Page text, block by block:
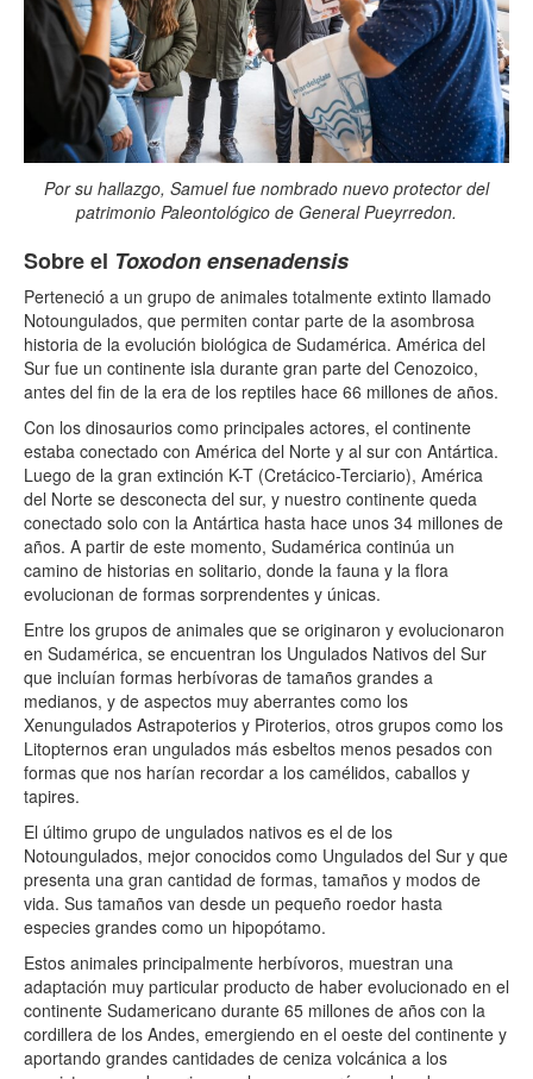
Por su hallazgo, Samuel fue nombrado nuevo protector del
patrimonio Paleontológico de General Pueyrredon.
Sobre el Toxodon ensenadensis
Perteneció a un grupo de animales totalmente extinto llamado
Notoungulados, que permiten contar parte de la asombrosa
historia de la evolución biológica de Sudamérica. América del
Sur fue un continente isla durante gran parte del Cenozoico,
antes del fin de la era de los reptiles hace 66 millones de años.
Con los dinosaurios como principales actores, el continente
estaba conectado con América del Norte y al sur con Antártica.
Luego de la gran extinción K-T (Cretácico-Terciario), América
del Norte se desconecta del sur, y nuestro continente queda
conectado solo con la Antártica hasta hace unos 34 millones de
años. A partir de este momento, Sudamérica continúa un
camino de historias en solitario, donde la fauna y la flora
evolucionan de formas sorprendentes y únicas.
Entre los grupos de animales que se originaron y evolucionaron
en Sudamérica, se encuentran los Ungulados Nativos del Sur
que incluían formas herbívoras de tamaños grandes a
medianos, y de aspectos muy aberrantes como los
Xenungulados Astrapoterios y Piroterios, otros grupos como los
Litopternos eran ungulados más esbeltos menos pesados con
formas que nos harían recordar a los camélidos, caballos y
tapires.
El último grupo de ungulados nativos es el de los
Notoungulados, mejor conocidos como Ungulados del Sur y que
presenta una gran cantidad de formas, tamaños y modos de
vida. Sus tamaños van desde un pequeño roedor hasta
especies grandes como un hipopótamo.
Estos animales principalmente herbívoros, muestran una
adaptación muy particular producto de haber evolucionado en el
continente Sudamericano durante 65 millones de años con la
cordillera de los Andes, emergiendo en el oeste del continente y
aportando grandes cantidades de ceniza volcánica a los